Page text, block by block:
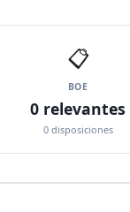
📋
BOE
0 relevantes
0 disposiciones